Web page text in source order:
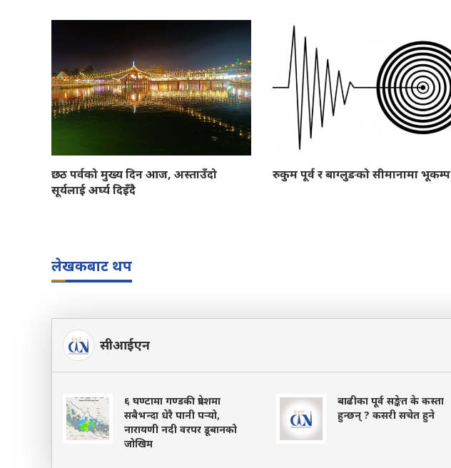
छठ पर्वको मुख्य दिन आज, अस्ताउँदो
सूर्यलाई अर्घ्य दिइँदै
रुकुम पूर्व र बाग्लुङको सीमानामा भूकम्प
लेखकबाट थप
सीआईएन
६ घण्टामा गण्डकी प्रदेशमा
सबैभन्दा धेरै पानी पर्‍यो,
नारायणी नदी वरपर डूबानको
जोखिम
बाढीका पूर्व सङ्केत के कस्ता
हुन्छन् ? कसरी सचेत हुने